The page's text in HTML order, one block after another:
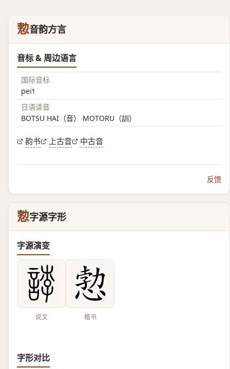
愂音韵方言
音标 & 周边语言
国际音标
pei˥˧
日语读音
BOTSU HAI（音） MOTORU（訓）
韵书 上古音 中古音
反馈
愂字源字形
字源演变
说文 楷书
字形对比